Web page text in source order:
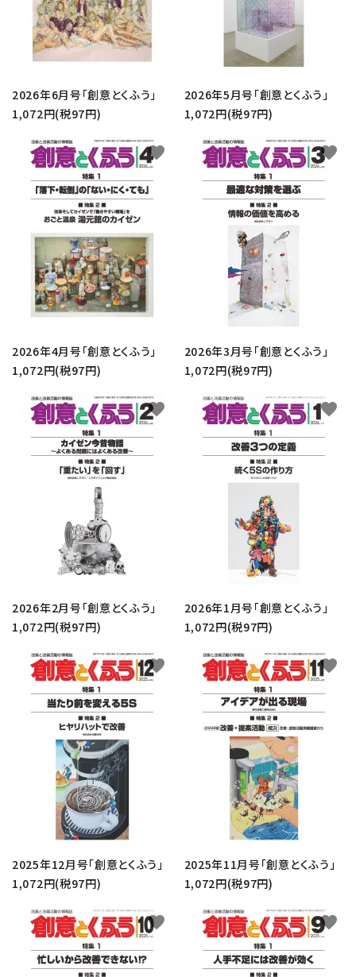
2026年6月号「創意とくふう」
1,072円(税97円)
2026年5月号「創意とくふう」
1,072円(税97円)
2026年4月号「創意とくふう」
1,072円(税97円)
favorite
2026年3月号「創意とくふう」
1,072円(税97円)
favorite
2026年2月号「創意とくふう」
1,072円(税97円)
favorite
2026年1月号「創意とくふう」
1,072円(税97円)
favorite
2025年12月号「創意とくふう」
1,072円(税97円)
favorite
2025年11月号「創意とくふう」
1,072円(税97円)
favorite
favorite favorite
キーワード